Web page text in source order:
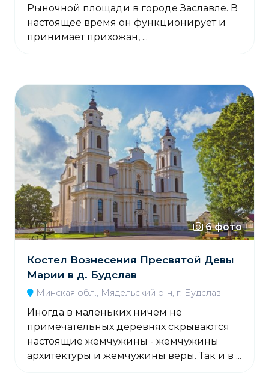
Рыночной площади в городе Заславле. В
настоящее время он функционирует и
принимает прихожан, ...
6 фото
Костел Вознесения Пресвятой Девы
Марии в д. Будслав
Минская обл., Мядельский р-н, г. Будслав
Иногда в маленьких ничем не
примечательных деревнях скрываются
настоящие жемчужины - жемчужины
архитектуры и жемчужины веры. Так и в ...